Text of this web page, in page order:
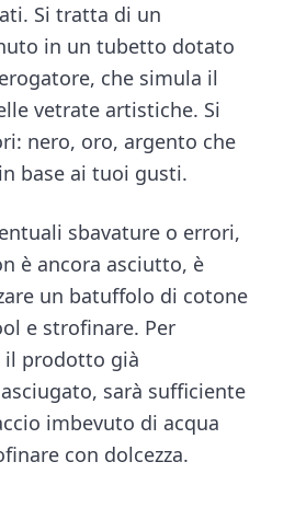
Si tratta di un
in un tubetto dotato
che simula il
vetrate artistiche. Si
nero, oro, argento che
base ai tuoi gusti.
sbavature o errori,
è ancora asciutto, è
un batuffolo di cotone
e strofinare. Per
il prodotto già
sarà sufficiente
imbevuto di acqua
con dolcezza.